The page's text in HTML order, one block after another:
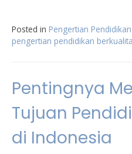
Posted in Pengertian
pengertian pendidikan
Pentingnya
Tujuan
di Indonesia